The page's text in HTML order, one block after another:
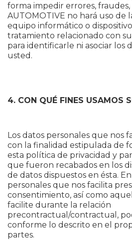
forma impedir errores, fraudes,
AUTOMOTIVE no hará uso de
equipo informático o
tratamiento relacionado con
para identificarle ni asociar los
usted.
4. CON QUÉ FINES USAMOS
Los datos personales que nos
con la finalidad estipulada de
esta política de privacidad y
que fueron recabados en los
de datos dispuestos en ésta.
personales que nos facilita
consentimiento, así como
facilite durante la relación
precontractual/contractual,
conforme lo descrito en el
partes.